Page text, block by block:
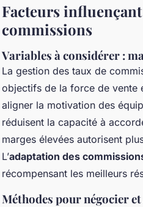
Facteurs
commissions
Variables à considérer :
La gestion des taux de
objectifs de la force de vente
aligner la motivation des
réduisent la capacité à
marges élevées autorisent
L’adaptation des
récompensant les meilleurs
Méthodes pour négocier